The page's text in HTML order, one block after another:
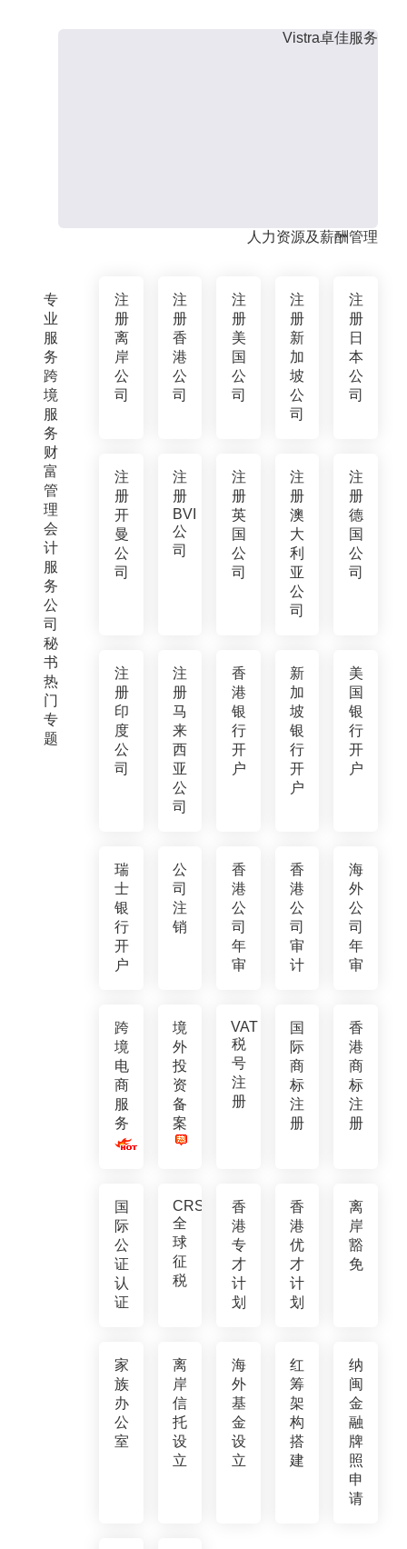
专
业
服
务
跨
境
服
务
财
富
管
理
会
计
服
务
公
司
秘
书
热
门
专
题
Vistra卓佳服务
人力资源及薪酬管理
注
册
离
岸
公
司
注
册
香
港
公
司
注
册
美
国
公
司
注
册
新
加
坡
公
司
注
册
日
本
公
司
注
册
开
曼
公
司
注
册
BVI
公
司
注
册
英
国
公
司
注
册
澳
大
利
亚
公
司
注
册
德
国
公
司
注
册
印
度
公
司
注
册
马
来
西
亚
公
司
香
港
银
行
开
户
新
加
坡
银
行
开
户
美
国
银
行
开
户
瑞
士
银
行
开
户
公
司
注
销
香
港
公
司
年
审
香
港
公
司
审
计
海
外
公
司
年
审
跨
境
电
商
服
务
境
外
投
资
备
案
VAT
税
号
注
册
国
际
商
标
注
册
香
港
商
标
注
册
国
际
公
证
认
证
CRS
全
球
征
税
香
港
专
才
计
划
香
港
优
才
计
划
离
岸
豁
免
家
族
办
公
室
离
岸
信
托
设
立
海
外
基
金
设
立
红
筹
架
构
搭
建
纳
闽
金
融
牌
照
申
请